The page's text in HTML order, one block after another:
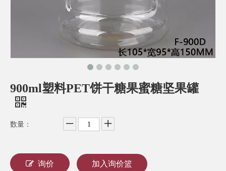
900ml塑料PET饼干糖果蜜糖坚果罐
数量：
询价 加入询价篮